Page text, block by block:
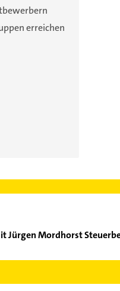
erreichen
Jürgen Mordhorst